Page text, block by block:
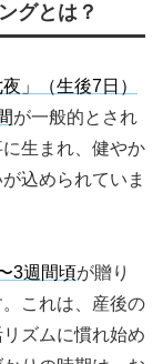
グとは？
夜」（生後7日）
が一般的とされ
生まれ、健やか
込められていま
3週間頃が贈り
これは、産後の
ズムに慣れ始め